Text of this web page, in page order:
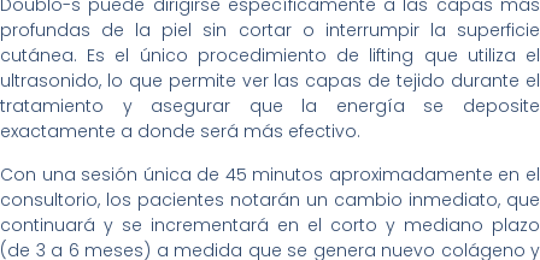
Doublo-s puede dirigirse específicamente a las capas más
profundas de la piel sin cortar o interrumpir la superficie
cutánea. Es el único procedimiento de lifting que utiliza el
ultrasonido, lo que permite ver las capas de tejido durante el
tratamiento y asegurar que la energía se deposite
exactamente a donde será más efectivo.
Con una sesión única de 45 minutos aproximadamente en el
consultorio, los pacientes notarán un cambio inmediato, que
continuará y se incrementará en el corto y mediano plazo
(de 3 a 6 meses) a medida que se genera nuevo colágeno y